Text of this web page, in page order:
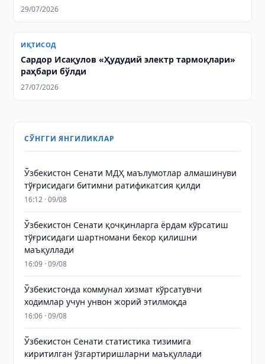
29/07/2026
ИҚТИСОД
Сардор Исақулов «Ҳудудий электр тармоқлари»
раҳбари бўлди
27/07/2026
СЎНГГИ ЯНГИЛИКЛАР
Ўзбекистон Сенати МДҲ маълумотлар алмашинуви
тўғрисидаги битимни ратификатсия қилди
16:12 · 09/08
Ўзбекистон Сенати қочқинларга ёрдам кўрсатиш
тўғрисидаги шартномани бекор қилишни
маъқуллади
16:09 · 09/08
Ўзбекистонда коммунал хизмат кўрсатувчи
ходимлар учун унвон жорий этилмоқда
16:06 · 09/08
Ўзбекистон Сенати статистика тизимига
киритилган ўзгартиришларни маъқуллади